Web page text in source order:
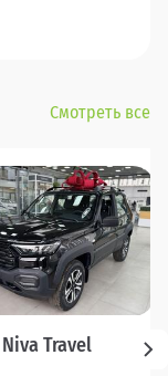
Смотреть все
Niva Travel